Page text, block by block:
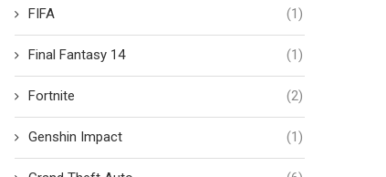
FIFA (1)
Final Fantasy 14 (1)
Fortnite (2)
Genshin Impact (1)